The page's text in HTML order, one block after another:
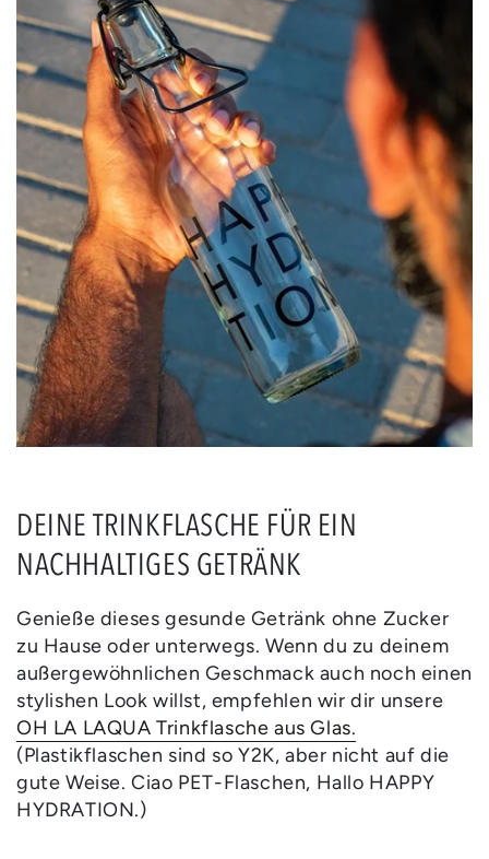
DEINE TRINKFLASCHE FÜR EIN
NACHHALTIGES GETRÄNK
Genieße dieses gesunde Getränk ohne Zucker
zu Hause oder unterwegs. Wenn du zu deinem
außergewöhnlichen Geschmack auch noch einen
stylishen Look willst, empfehlen wir dir unsere
OH LA LAQUA Trinkflasche aus Glas.
(Plastikflaschen sind so Y2K, aber nicht auf die
gute Weise. Ciao PET-Flaschen, Hallo HAPPY
HYDRATION.)